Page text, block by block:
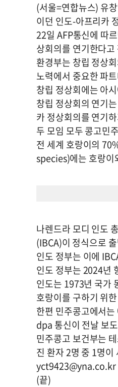
(서울=연합뉴스) 유
이던 인도-아프리카
22일 AFP통신에 따
상회의를 연기한다
환경부는 창립 정상
노력에서 중요한 파
창립 정상회에는 아
창립 정상회의 연기
카 정상회의를 연기
두 모임 모두 콩고민
전 세계 호랑이의
species)에는 호랑이
나렌드라 모디 인도
(IBCA)이 정식으로
인도 정부는 이에
인도 정부는 2024년
인도는 1973년 국가
호랑이를 구하기 위
한편 민주콩고에서
dpa 통신이 전날 보
민주콩고 보건부는
진 환자 2명 중 1명이
yct9423@yna.co.kr
(끝)